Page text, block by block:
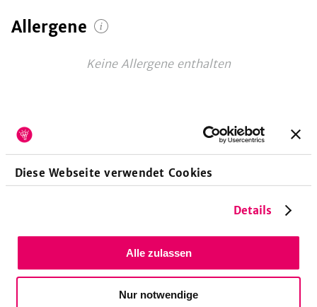
Diese Webseite verwendet Cookies
Details
Alle zulassen
Nur notwendige
Allergene
Keine Allergene enthalten
Vitamine
Vitamin A-Retinoläquivalent
Vitamin E-Alpha-Tocopherol
Vitamin K-Phyllochinon
7 µg